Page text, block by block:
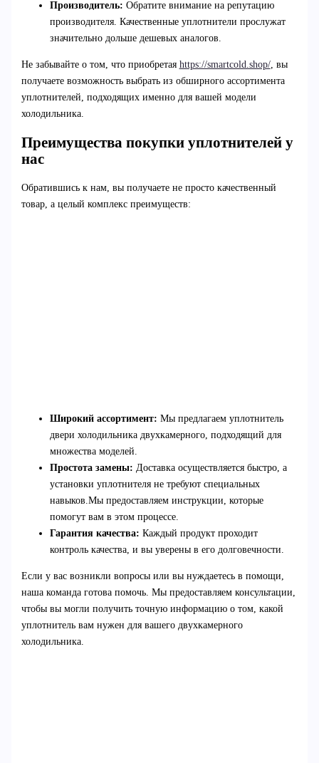
Производитель: Обратите внимание на репутацию
производителя. Качественные уплотнители прослужат
значительно дольше дешевых аналогов.
Не забывайте о том, что приобретая https://smartcold.shop/, вы
получаете возможность выбрать из обширного ассортимента
уплотнителей, подходящих именно для вашей модели
холодильника.
Преимущества покупки уплотнителей у
нас
Обратившись к нам, вы получаете не просто качественный
товар, а целый комплекс преимуществ:
Широкий ассортимент: Мы предлагаем уплотнитель
двери холодильника двухкамерного, подходящий для
множества моделей.
Простота замены: Доставка осуществляется быстро, а
установки уплотнителя не требуют специальных
навыков.Мы предоставляем инструкции, которые
помогут вам в этом процессе.
Гарантия качества: Каждый продукт проходит
контроль качества, и вы уверены в его долговечности.
Если у вас возникли вопросы или вы нуждаетесь в помощи,
наша команда готова помочь. Мы предоставляем консультации,
чтобы вы могли получить точную информацию о том, какой
уплотнитель вам нужен для вашего двухкамерного
холодильника.